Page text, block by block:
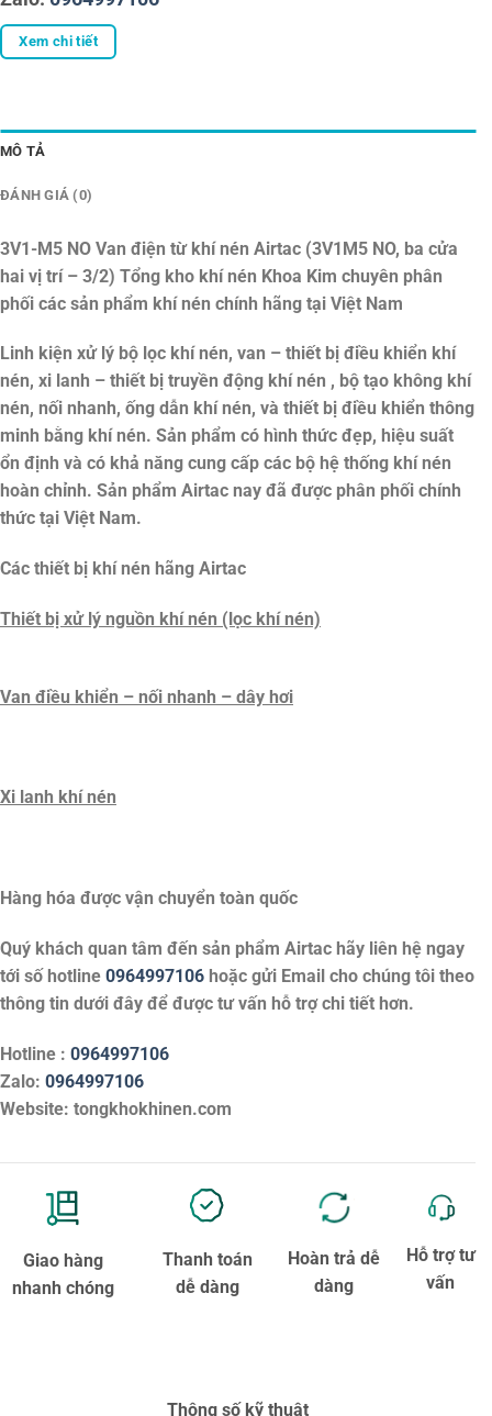
Xem chi tiết
MÔ TẢ
ĐÁNH GIÁ (0)
3V1-M5 NO Van điện từ khí nén Airtac (3V1M5 NO, ba cửa
hai vị trí – 3/2) Tổng kho khí nén Khoa Kim chuyên phân
phối các sản phẩm khí nén chính hãng tại Việt Nam
Linh kiện xử lý bộ lọc khí nén, van – thiết bị điều khiển khí
nén, xi lanh – thiết bị truyền động khí nén , bộ tạo không khí
nén, nối nhanh, ống dẫn khí nén, và thiết bị điều khiển thông
minh bằng khí nén. Sản phẩm có hình thức đẹp, hiệu suất
ổn định và có khả năng cung cấp các bộ hệ thống khí nén
hoàn chỉnh. Sản phẩm Airtac nay đã được phân phối chính
thức tại Việt Nam.
Các thiết bị khí nén hãng Airtac
Thiết bị xử lý nguồn khí nén (lọc khí nén)
Van điều khiển – nối nhanh – dây hơi
Xi lanh khí nén
Hàng hóa được vận chuyển toàn quốc
Quý khách quan tâm đến sản phẩm Airtac hãy liên hệ ngay
tới số hotline 0964997106 hoặc gửi Email cho chúng tôi theo
thông tin dưới đây để được tư vấn hỗ trợ chi tiết hơn.
Hotline : 0964997106
Zalo: 0964997106
Website: tongkhokhinen.com
Giao hàng
nhanh chóng
Thanh toán
dễ dàng
Hoàn trả dễ
dàng
Hỗ trợ tư
vấn
Thông số kỹ thuật